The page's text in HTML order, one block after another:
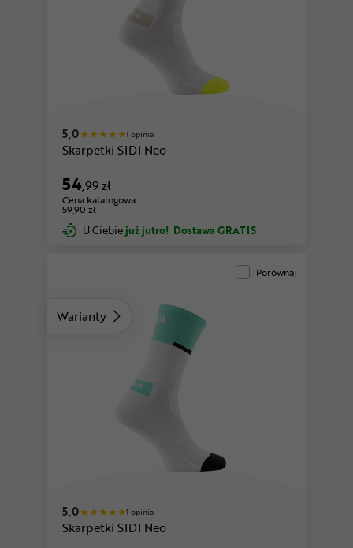
5,0 1 opinia
Skarpetki SIDI Neo
54,99 zł
Cena katalogowa:
59,90 zł
U Ciebie już jutro! Dostawa GRATIS
Warianty
Porównaj
5,0 1 opinia
Skarpetki SIDI Neo